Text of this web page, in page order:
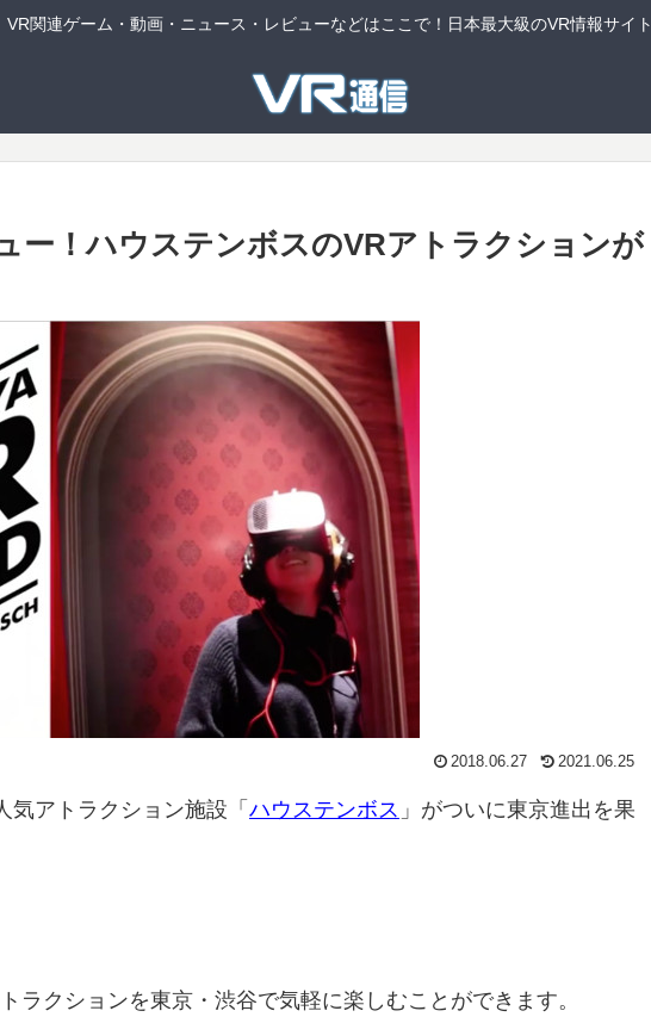
VR関連ゲーム・動画・ニュース・レビューなどはここで！日本最大級のVR情報サイト
ー！ハウステンボスのVRアトラクションが
2018.06.27 2021.06.25
気アトラクション施設「 ハウステンボス 」がついに東京進出を果
ラクションを東京・渋谷で気軽に楽しむことができます。